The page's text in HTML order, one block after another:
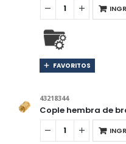
FAVORITOS
43218344
Cople hembra de